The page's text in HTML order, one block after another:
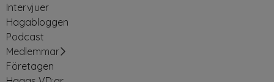
Intervjuer
Hagabloggen
Podcast
Medlemmar
Företagen